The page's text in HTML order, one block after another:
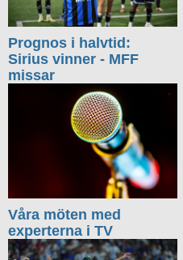
Prognos i halvtid:
Sirius vinner - MFF
missar
Våra möten med
experterna i TV